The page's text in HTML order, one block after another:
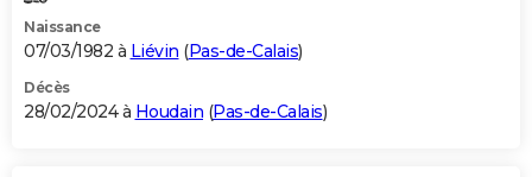
Naissance
07/03/1982 à Liévin (Pas-de-Calais)
Décès
28/02/2024 à Houdain (Pas-de-Calais)